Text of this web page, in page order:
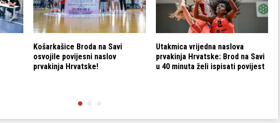
Košarkašice Broda na Savi
osvojile povijesni naslov
prvakinja Hrvatske!
Utakmica vrijedna naslova
prvakinja Hrvatske: Brod na Savi
u 40 minuta želi ispisati povijest